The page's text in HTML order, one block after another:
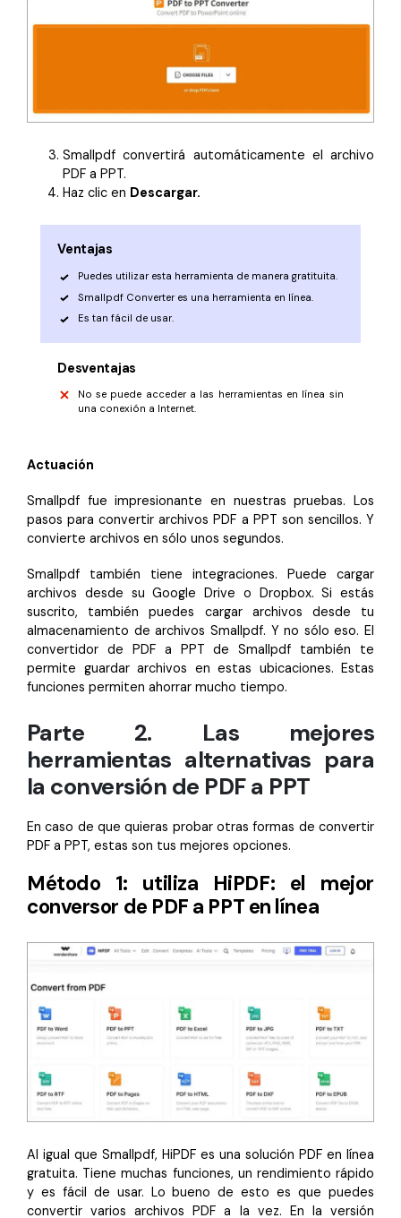
Smallpdf convertirá automáticamente el archivo
PDF a PPT.
Haz clic en Descargar.
Ventajas
Puedes utilizar esta herramienta de manera gratituita.
Smallpdf Converter es una herramienta en línea.
Es tan fácil de usar.
Desventajas
No se puede acceder a las herramientas en línea sin
una conexión a Internet.
Actuación
Smallpdf fue impresionante en nuestras pruebas. Los
pasos para convertir archivos PDF a PPT son sencillos. Y
convierte archivos en sólo unos segundos.
Smallpdf también tiene integraciones. Puede cargar
archivos desde su Google Drive o Dropbox. Si estás
suscrito, también puedes cargar archivos desde tu
almacenamiento de archivos Smallpdf. Y no sólo eso. El
convertidor de PDF a PPT de Smallpdf también te
permite guardar archivos en estas ubicaciones. Estas
funciones permiten ahorrar mucho tiempo.
Parte 2. Las mejores
herramientas alternativas para
la conversión de PDF a PPT
En caso de que quieras probar otras formas de convertir
PDF a PPT, estas son tus mejores opciones.
Método 1: utiliza HiPDF: el mejor
conversor de PDF a PPT en línea
Al igual que Smallpdf, HiPDF es una solución PDF en línea
gratuita. Tiene muchas funciones, un rendimiento rápido
y es fácil de usar. Lo bueno de esto es que puedes
convertir varios archivos PDF a la vez. En la versión